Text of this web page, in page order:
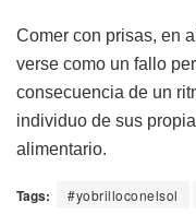
Comer con prisas, en
verse como un fallo
consecuencia de un
individuo de sus
alimentario.
Tags: #yobrilloconelsol